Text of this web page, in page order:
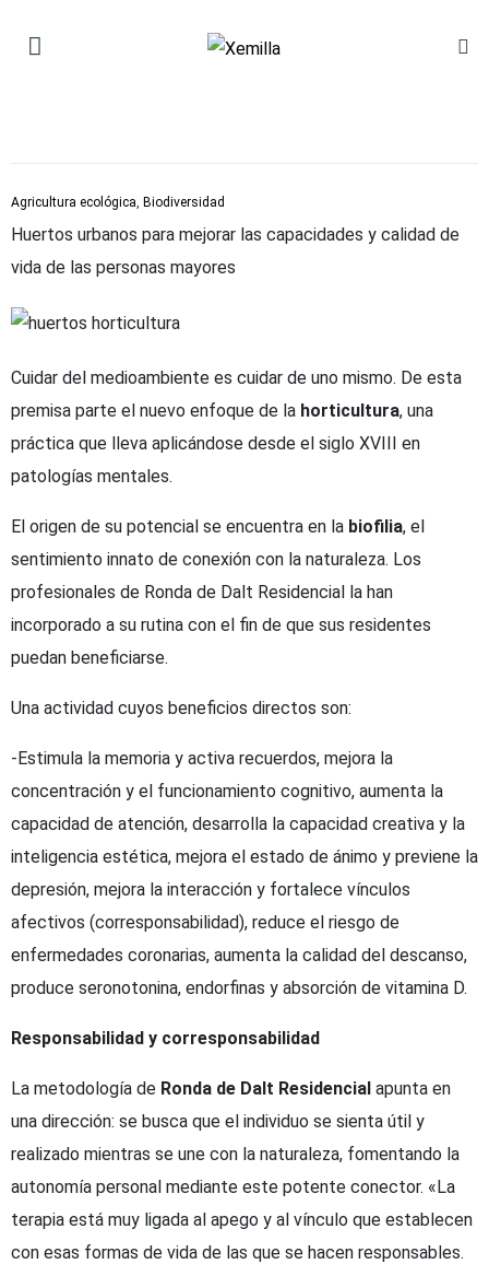
Agricultura ecológica, Biodiversidad
Huertos urbanos para mejorar las capacidades y calidad de
vida de las personas mayores
Cuidar del medioambiente es cuidar de uno mismo. De esta
premisa parte el nuevo enfoque de la horticultura, una
práctica que lleva aplicándose desde el siglo XVIII en
patologías mentales.
El origen de su potencial se encuentra en la biofilia, el
sentimiento innato de conexión con la naturaleza. Los
profesionales de Ronda de Dalt Residencial la han
incorporado a su rutina con el fin de que sus residentes
puedan beneficiarse.
Una actividad cuyos beneficios directos son:
-Estimula la memoria y activa recuerdos, mejora la
concentración y el funcionamiento cognitivo, aumenta la
capacidad de atención, desarrolla la capacidad creativa y la
inteligencia estética, mejora el estado de ánimo y previene la
depresión, mejora la interacción y fortalece vínculos
afectivos (corresponsabilidad), reduce el riesgo de
enfermedades coronarias, aumenta la calidad del descanso,
produce seronotonina, endorfinas y absorción de vitamina D.
Responsabilidad y corresponsabilidad
La metodología de Ronda de Dalt Residencial apunta en
una dirección: se busca que el individuo se sienta útil y
realizado mientras se une con la naturaleza, fomentando la
autonomía personal mediante este potente conector. «La
terapia está muy ligada al apego y al vínculo que establecen
con esas formas de vida de las que se hacen responsables.